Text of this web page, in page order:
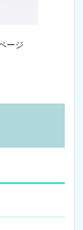
ージ